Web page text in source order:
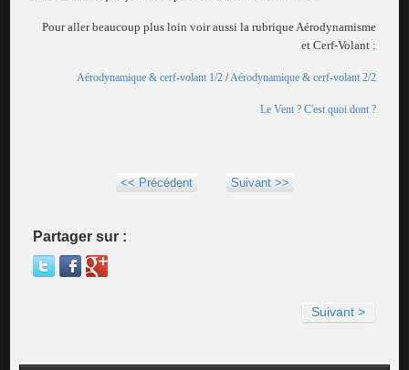
Pour aller beaucoup plus loin voir aussi la rubrique Aérodynamisme
et Cerf-Volant :
Aérodynamique & cerf-volant 1/2/Aérodynamique & cerf-volant 2/2
Le Vent ? C'est quoi dont ?
<< Précédent Suivant >>
Partager sur :
Suivant >